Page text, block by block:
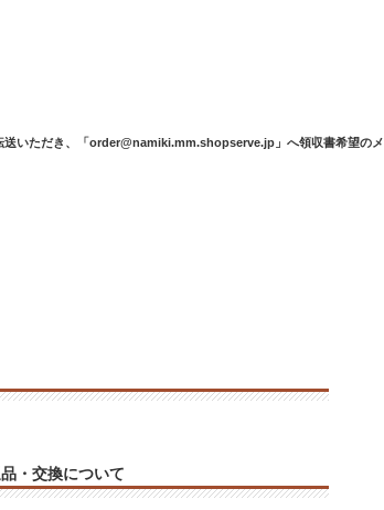
いただき、「order@namiki.mm.shopserve.jp」へ領収書希望のメ
・交換について